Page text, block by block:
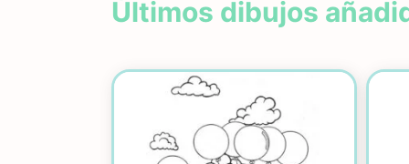
Últimos dibujos